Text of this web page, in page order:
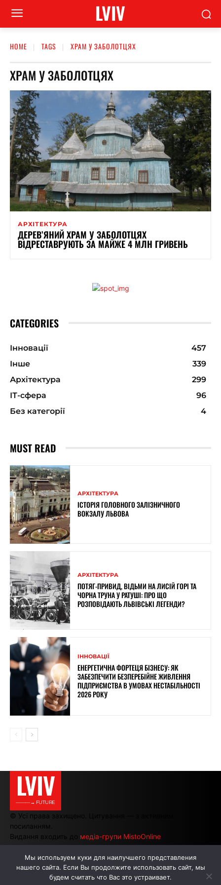
LVIV
HOME TAGS ХРАМ У ЗАБОЛОТЦЯХ
ХРАМ У ЗАБОЛОТЦЯХ
АРХІТЕКТУРА
ДЕРЕВ’ЯНИЙ ХРАМ У ЗАБОЛОТЦЯХ
ВІДРЕСТАВРУЮТЬ ЗА МАЙЖЕ 4 МЛН ГРИВЕНЬ
CATEGORIES
Інновації
457
Інше
339
Архітектура
299
ІТ-сфера
96
Без категорії
4
MUST READ
АРХІТЕКТУРА
ІСТОРІЯ ГОЛОВНОГО ЗАЛІЗНИЧНОГО
ВОКЗАЛУ ЛЬВОВА
АРХІТЕКТУРА
ПОТЯГ-ПРИВИД, ВІДЬМИ НА ЛИСІЙ ГОРІ ТА
ЧОРНА ТРУНА У РАТУШІ: ПРО ЩО
РОЗПОВІДАЮТЬ ЛЬВІВСЬКІ ЛЕГЕНДИ?
ІННОВАЦІЇ
ЕНЕРГЕТИЧНА ФОРТЕЦЯ БІЗНЕСУ: ЯК
ЗАБЕЗПЕЧИТИ БЕЗПЕРЕБІЙНЕ ЖИВЛЕННЯ
ПІДПРИЄМСТВА В УМОВАХ НЕСТАБІЛЬНОСТІ
2026 РОКУ
LVIV
———→ FUTURE
© Усі права захищено. Цитування — з активним
посиланням.
Видання входить до медіа-групи MistoOnline
АВТОРИ РЕКЛАМА НА САЙТІ
Мы используем куки для наилучшего представления
нашего сайта. Если Вы продолжите использовать сайт, мы
будем считать что Вас это устраивает.